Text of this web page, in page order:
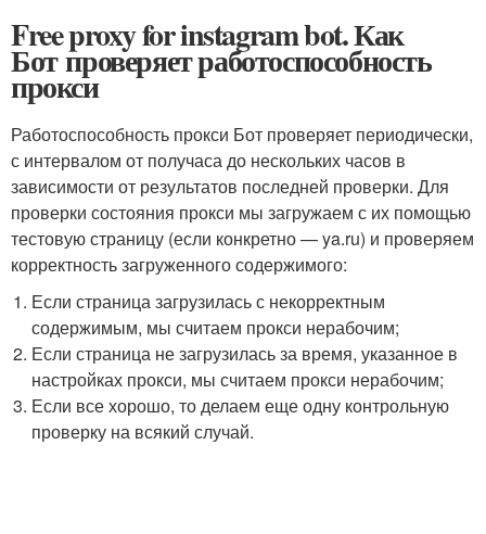
Free proxy for instagram bot. Как
Бот проверяет работоспособность
прокси
Работоспособность прокси Бот проверяет периодически,
с интервалом от получаса до нескольких часов в
зависимости от результатов последней проверки. Для
проверки состояния прокси мы загружаем с их помощью
тестовую страницу (если конкретно — ya.ru) и проверяем
корректность загруженного содержимого:
Если страница загрузилась с некорректным
содержимым, мы считаем прокси нерабочим;
Если страница не загрузилась за время, указанное в
настройках прокси, мы считаем прокси нерабочим;
Если все хорошо, то делаем еще одну контрольную
проверку на всякий случай.